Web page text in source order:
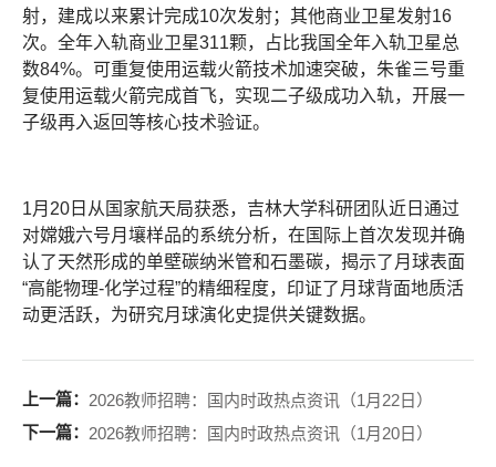
射，建成以来累计完成10次发射；其他商业卫星发射16
次。全年入轨商业卫星311颗，占比我国全年入轨卫星总
数84%。可重复使用运载火箭技术加速突破，朱雀三号重
复使用运载火箭完成首飞，实现二子级成功入轨，开展一
子级再入返回等核心技术验证。
1月20日从国家航天局获悉，吉林大学科研团队近日通过
对嫦娥六号月壤样品的系统分析，在国际上首次发现并确
认了天然形成的单壁碳纳米管和石墨碳，揭示了月球表面
“高能物理-化学过程”的精细程度，印证了月球背面地质活
动更活跃，为研究月球演化史提供关键数据。
上一篇： 2026教师招聘：国内时政热点资讯（1月22日）
下一篇： 2026教师招聘：国内时政热点资讯（1月20日）